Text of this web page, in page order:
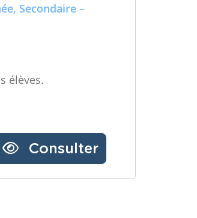
Secondaire –
élèves.
Consulter